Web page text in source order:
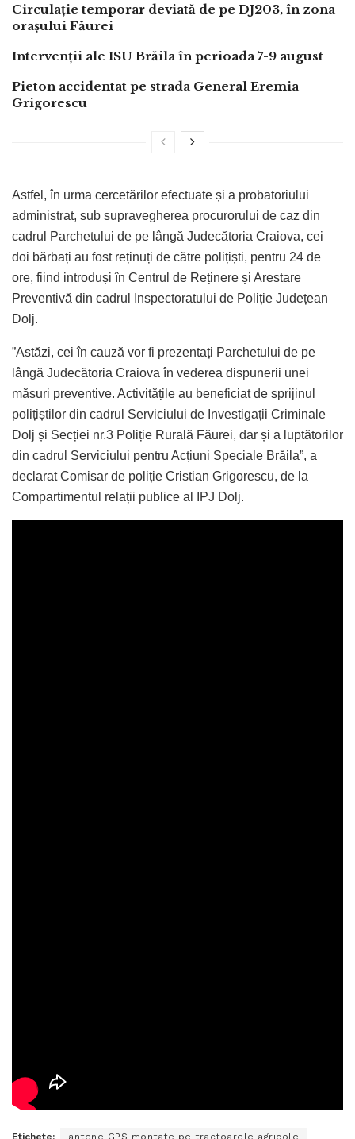
Circulație temporar deviată de pe DJ203, în zona
orașului Făurei
Intervenții ale ISU Brăila în perioada 7-9 august
Pieton accidentat pe strada General Eremia
Grigorescu
Astfel, în urma cercetărilor efectuate și a probatoriului
administrat, sub supravegherea procurorului de caz din
cadrul Parchetului de pe lângă Judecătoria Craiova, cei
doi bărbați au fost reținuți de către polițiști, pentru 24 de
ore, fiind introduși în Centrul de Reținere și Arestare
Preventivă din cadrul Inspectoratului de Poliție Județean
Dolj.
”Astăzi, cei în cauză vor fi prezentați Parchetului de pe
lângă Judecătoria Craiova în vederea dispunerii unei
măsuri preventive. Activitățile au beneficiat de sprijinul
polițiștilor din cadrul Serviciului de Investigații Criminale
Dolj și Secției nr.3 Poliție Rurală Făurei, dar și a luptătorilor
din cadrul Serviciului pentru Acțiuni Speciale Brăila”, a
declarat Comisar de poliție Cristian Grigorescu, de la
Compartimentul relații publice al IPJ Dolj.
Etichete: antene GPS montate pe tractoarele agricole